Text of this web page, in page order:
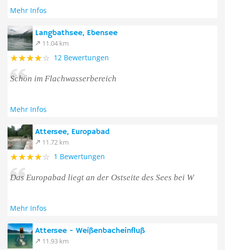
Mehr Infos
Langbathsee, Ebensee
11.04 km
12 Bewertungen
Schön im Flachwasserbereich
Mehr Infos
Attersee, Europabad
11.72 km
1 Bewertungen
Das Europabad liegt an der Ostseite des Sees bei W
Mehr Infos
Attersee - Weißenbacheinfluß
11.93 km